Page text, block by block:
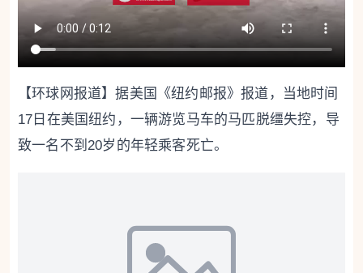
【环球网报道】据美国《纽约邮报》报道，当地时间
17日在美国纽约，一辆游览马车的马匹脱缰失控，导
致一名不到20岁的年轻乘客死亡。